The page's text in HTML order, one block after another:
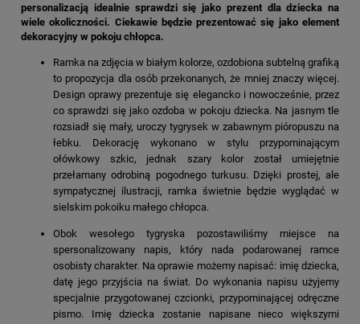
personalizacją idealnie sprawdzi się jako prezent dla dziecka na
wiele okoliczności. Ciekawie będzie prezentować się jako element
dekoracyjny w pokoju chłopca.
Ramka na zdjęcia w białym kolorze, ozdobiona subtelną grafiką
to propozycja dla osób przekonanych, że mniej znaczy więcej.
Design oprawy prezentuje się elegancko i nowocześnie, przez
co sprawdzi się jako ozdoba w pokoju dziecka. Na jasnym tle
rozsiadł się mały, uroczy tygrysek w zabawnym pióropuszu na
łebku. Dekorację wykonano w stylu przypominającym
ołówkowy szkic, jednak szary kolor został umiejętnie
przełamany odrobiną pogodnego turkusu. Dzięki prostej, ale
sympatycznej ilustracji, ramka świetnie będzie wyglądać w
sielskim pokoiku małego chłopca.
Obok wesołego tygryska pozostawiliśmy miejsce na
spersonalizowany napis, który nada podarowanej ramce
osobisty charakter. Na oprawie możemy napisać: imię dziecka,
datę jego przyjścia na świat. Do wykonania napisu użyjemy
specjalnie przygotowanej czcionki, przypominającej odręczne
pismo. Imię dziecka zostanie napisane nieco większymi